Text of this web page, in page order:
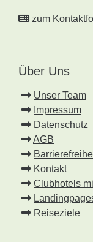
zum
Über Uns
Unser Team
Impressum
Datenschutz
AGB
Kontakt
Clubhotels
Reiseziele